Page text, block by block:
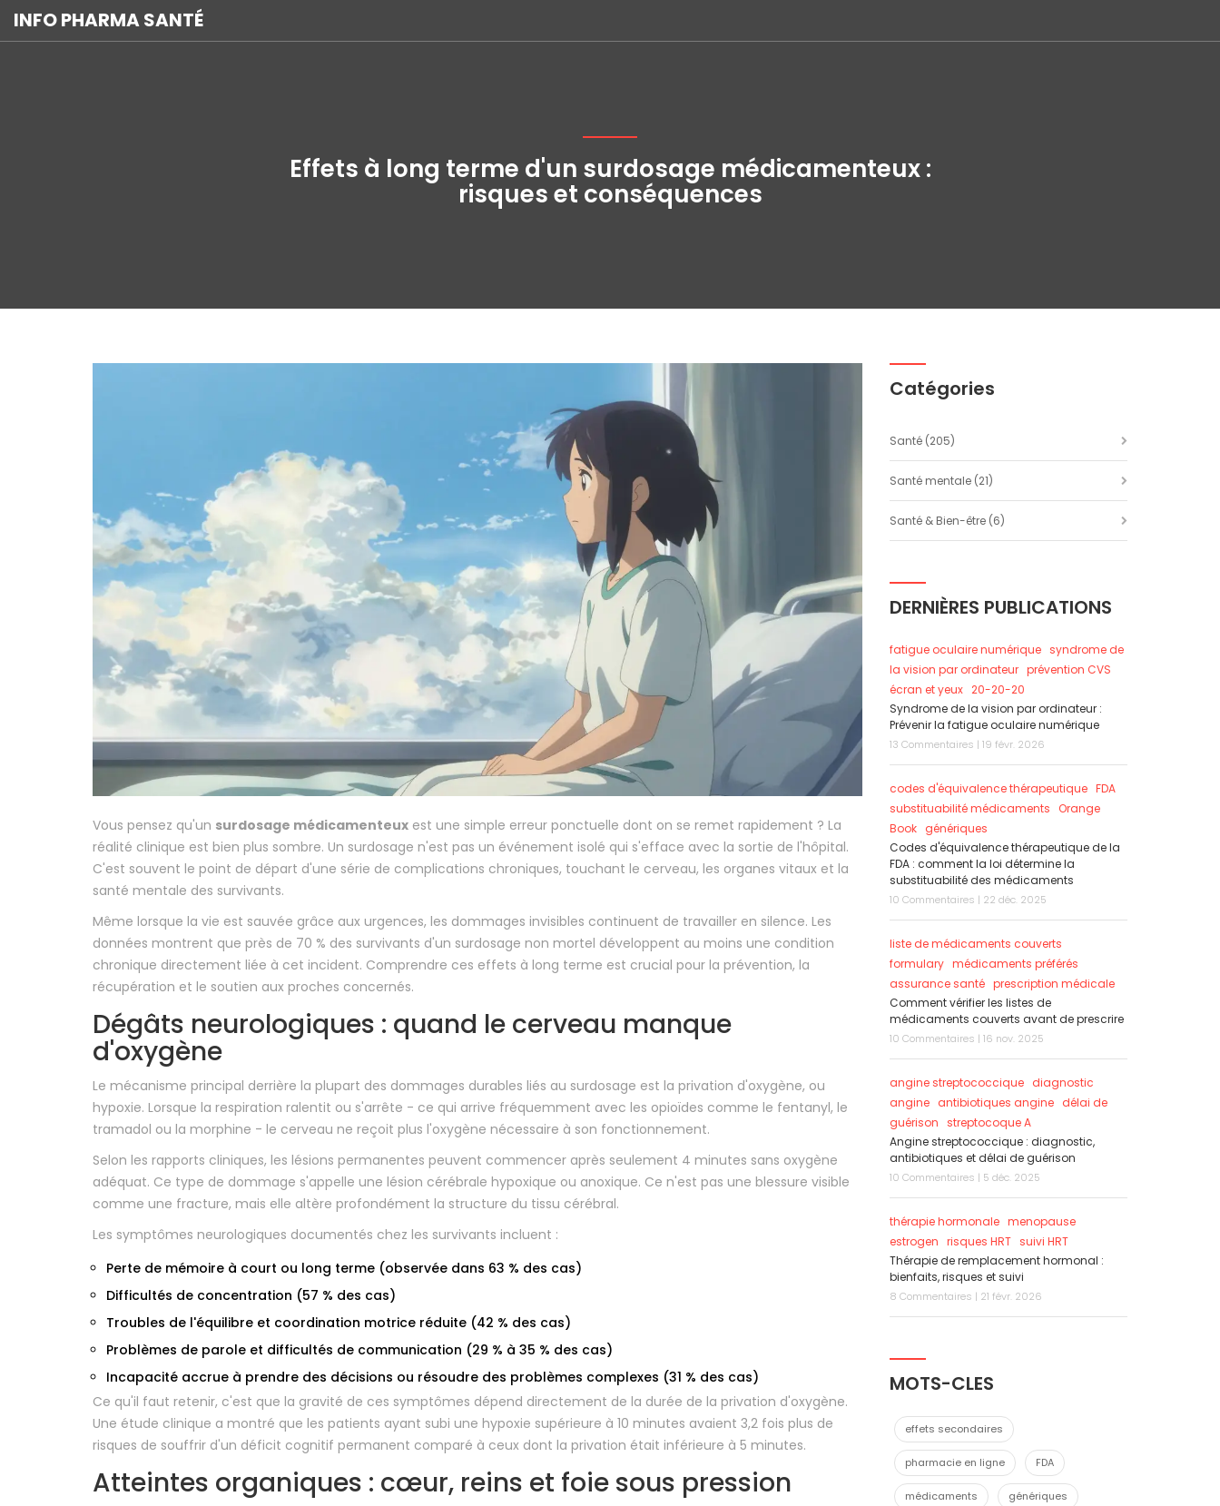
INFO PHARMA SANTÉ
Effets à long terme d'un surdosage médicamenteux :
risques et conséquences
Vous pensez qu'un surdosage médicamenteux est une simple erreur ponctuelle dont on se remet rapidement ? La
réalité clinique est bien plus sombre. Un surdosage n'est pas un événement isolé qui s'efface avec la sortie de l'hôpital.
C'est souvent le point de départ d'une série de complications chroniques, touchant le cerveau, les organes vitaux et la
santé mentale des survivants.
Même lorsque la vie est sauvée grâce aux urgences, les dommages invisibles continuent de travailler en silence. Les
données montrent que près de 70 % des survivants d'un surdosage non mortel développent au moins une condition
chronique directement liée à cet incident. Comprendre ces effets à long terme est crucial pour la prévention, la
récupération et le soutien aux proches concernés.
Dégâts neurologiques : quand le cerveau manque
d'oxygène
Le mécanisme principal derrière la plupart des dommages durables liés au surdosage est la privation d'oxygène, ou
hypoxie. Lorsque la respiration ralentit ou s'arrête - ce qui arrive fréquemment avec les opioïdes comme le fentanyl, le
tramadol ou la morphine - le cerveau ne reçoit plus l'oxygène nécessaire à son fonctionnement.
Selon les rapports cliniques, les lésions permanentes peuvent commencer après seulement 4 minutes sans oxygène
adéquat. Ce type de dommage s'appelle une lésion cérébrale hypoxique ou anoxique. Ce n'est pas une blessure visible
comme une fracture, mais elle altère profondément la structure du tissu cérébral.
Les symptômes neurologiques documentés chez les survivants incluent :
Perte de mémoire à court ou long terme (observée dans 63 % des cas)
Difficultés de concentration (57 % des cas)
Troubles de l'équilibre et coordination motrice réduite (42 % des cas)
Problèmes de parole et difficultés de communication (29 % à 35 % des cas)
Incapacité accrue à prendre des décisions ou résoudre des problèmes complexes (31 % des cas)
Ce qu'il faut retenir, c'est que la gravité de ces symptômes dépend directement de la durée de la privation d'oxygène.
Une étude clinique a montré que les patients ayant subi une hypoxie supérieure à 10 minutes avaient 3,2 fois plus de
risques de souffrir d'un déficit cognitif permanent comparé à ceux dont la privation était inférieure à 5 minutes.
Atteintes organiques : cœur, reins et foie sous pression
Catégories
Santé (205)
Santé mentale (21)
Santé & Bien-être (6)
DERNIÈRES PUBLICATIONS
fatigue oculaire numérique syndrome de
la vision par ordinateur prévention CVS
écran et yeux 20-20-20
Syndrome de la vision par ordinateur :
Prévenir la fatigue oculaire numérique
13 Commentaires | 19 févr. 2026
codes d'équivalence thérapeutique FDA
substituabilité médicaments
Orange
Book
génériques
Codes d'équivalence thérapeutique de la
FDA : comment la loi détermine la
substituabilité des médicaments
10 Commentaires | 22 déc. 2025
liste de médicaments couverts
formulary médicaments préférés
assurance santé prescription médicale
Comment vérifier les listes de
médicaments couverts avant de prescrire
10 Commentaires | 16 nov. 2025
angine streptococcique
diagnostic
angine
antibiotiques angine
délai de
guérison streptocoque A
Angine streptococcique : diagnostic,
antibiotiques et délai de guérison
10 Commentaires | 5 déc. 2025
thérapie hormonale menopause
estrogen risques HRT suivi HRT
Thérapie de remplacement hormonal :
bienfaits, risques et suivi
8 Commentaires | 21 févr. 2026
MOTS-CLES
effets secondaires
pharmacie en ligne FDA
médicaments génériques